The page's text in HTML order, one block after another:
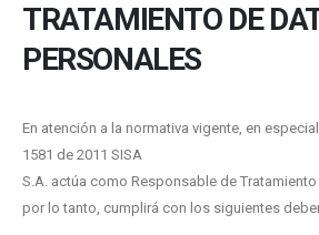
TRATAMIENTO DE
PERSONALES
En atención a la normativa vigente, en
1581 de 2011 SISA
S.A. actúa como Responsable de
por lo tanto, cumplirá con los siguientes